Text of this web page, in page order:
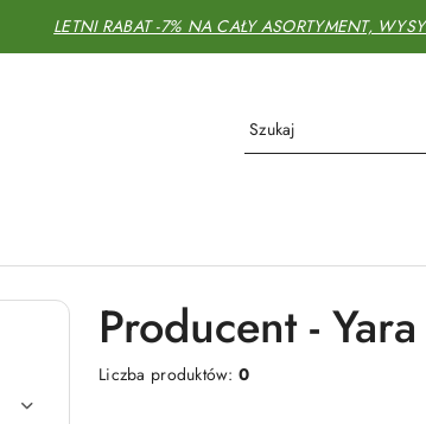
LETNI RABAT -7% NA CAŁY ASORTYMENT,
Producent - Yara
Liczba produktów:0